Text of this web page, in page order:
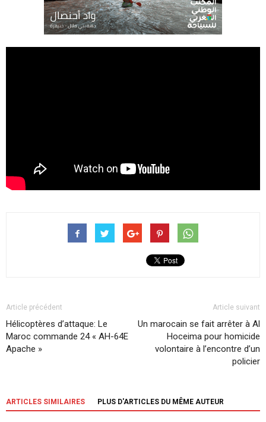
Article précédent
Hélicoptères d’attaque: Le
Maroc commande 24 « AH-64E
Apache »
Article suivant
Un marocain se fait arrêter à Al
Hoceima pour homicide
volontaire à l’encontre d’un
policier
ARTICLES SIMILAIRES PLUS D'ARTICLES DU MÊME AUTEUR